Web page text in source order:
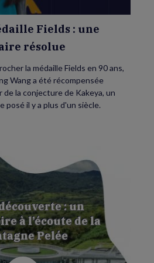
Fields : une
résolue
la médaille Fields en 90 ans,
Wang a été récompensée
la conjecture de Kakeya, un
posé il y a plus d'un siècle.
: un
à l’écoute de la
Pelée